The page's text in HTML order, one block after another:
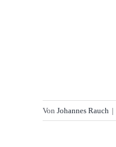
Von Johannes Rauch |